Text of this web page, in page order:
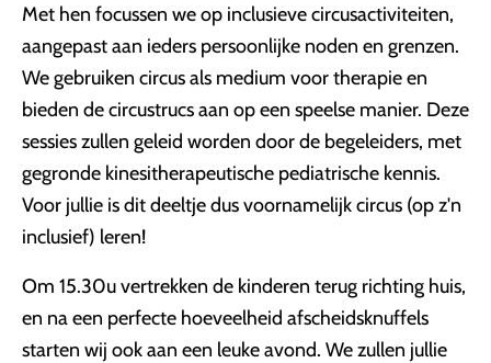
Met hen focussen we op inclusieve circusactiviteiten,
aangepast aan ieders persoonlijke noden en grenzen.
We gebruiken circus als medium voor therapie en
bieden de circustrucs aan op een speelse manier. Deze
sessies zullen geleid worden door de begeleiders, met
gegronde kinesitherapeutische pediatrische kennis.
Voor jullie is dit deeltje dus voornamelijk circus (op z'n
inclusief) leren!
Om 15.30u vertrekken de kinderen terug richting huis,
en na een perfecte hoeveelheid afscheidsknuffels
starten wij ook aan een leuke avond. We zullen jullie